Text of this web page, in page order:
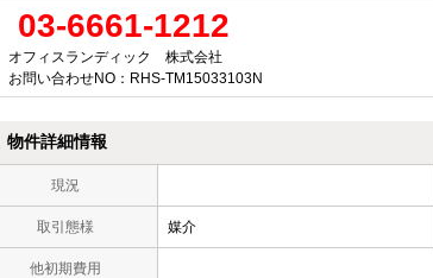
03-6661-1212
オフィスランディック 株式会社
お問い合わせNO：RHS-TM15033103N
物件詳細情報
現況
取引態様 媒介
他初期費用